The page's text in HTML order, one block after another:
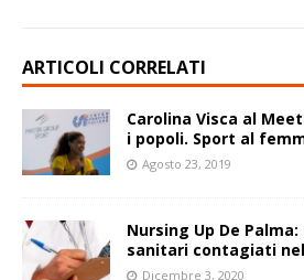
ARTICOLI CORRELATI
Carolina Visca al
i popoli. Sport al
Agosto 23, 2019
Nursing Up De
sanitari contagiati
Dicembre 3, 2020